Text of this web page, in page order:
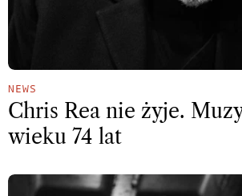
NEWS
Chris Rea nie żyje.
wieku 74 lat